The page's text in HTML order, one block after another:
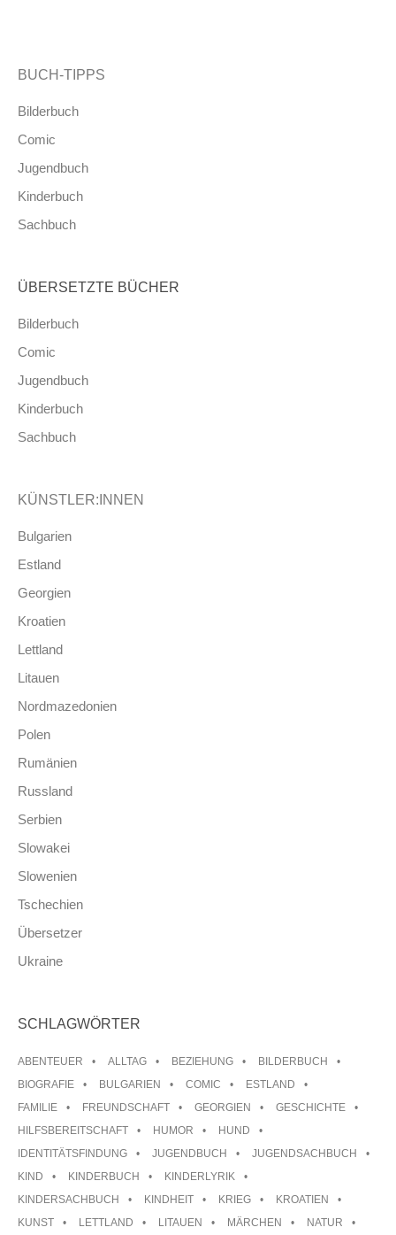
BUCH-TIPPS
Bilderbuch
Comic
Jugendbuch
Kinderbuch
Sachbuch
ÜBERSETZTE BÜCHER
Bilderbuch
Comic
Jugendbuch
Kinderbuch
Sachbuch
KÜNSTLER:INNEN
Bulgarien
Estland
Georgien
Kroatien
Lettland
Litauen
Nordmazedonien
Polen
Rumänien
Russland
Serbien
Slowakei
Slowenien
Tschechien
Übersetzer
Ukraine
SCHLAGWÖRTER
ABENTEUER ALLTAG BEZIEHUNG
BILDERBUCH
BIOGRAFIE
BULGARIEN COMIC
ESTLAND
FAMILIE
FREUNDSCHAFT GEORGIEN
GESCHICHTE
HILFSBEREITSCHAFT
HUMOR
HUND
IDENTITÄTSFINDUNG
JUGENDBUCH
JUGENDSACHBUCH
KIND
KINDERBUCH
KINDERLYRIK
KINDERSACHBUCH
KINDHEIT KRIEG
KROATIEN
KUNST
LETTLAND LITAUEN MÄRCHEN
NATUR